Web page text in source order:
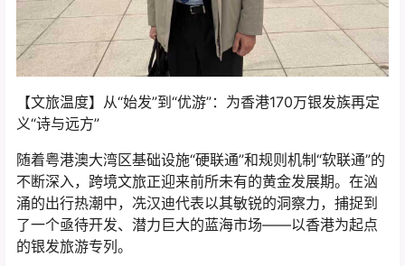
【文旅温度】从“始发”到“优游”：为香港170万银发族再定
义“诗与远方”
随着粤港澳大湾区基础设施“硬联通”和规则机制“软联通”的
不断深入，跨境文旅正迎来前所未有的黄金发展期。在汹
涌的出行热潮中，冼汉迪代表以其敏锐的洞察力，捕捉到
了一个亟待开发、潜力巨大的蓝海市场——以香港为起点
的银发旅游专列。